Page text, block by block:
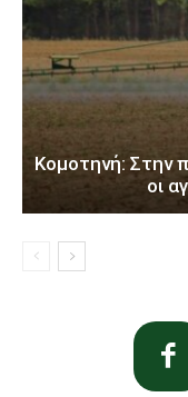
Κομοτηνή: Στην
οι